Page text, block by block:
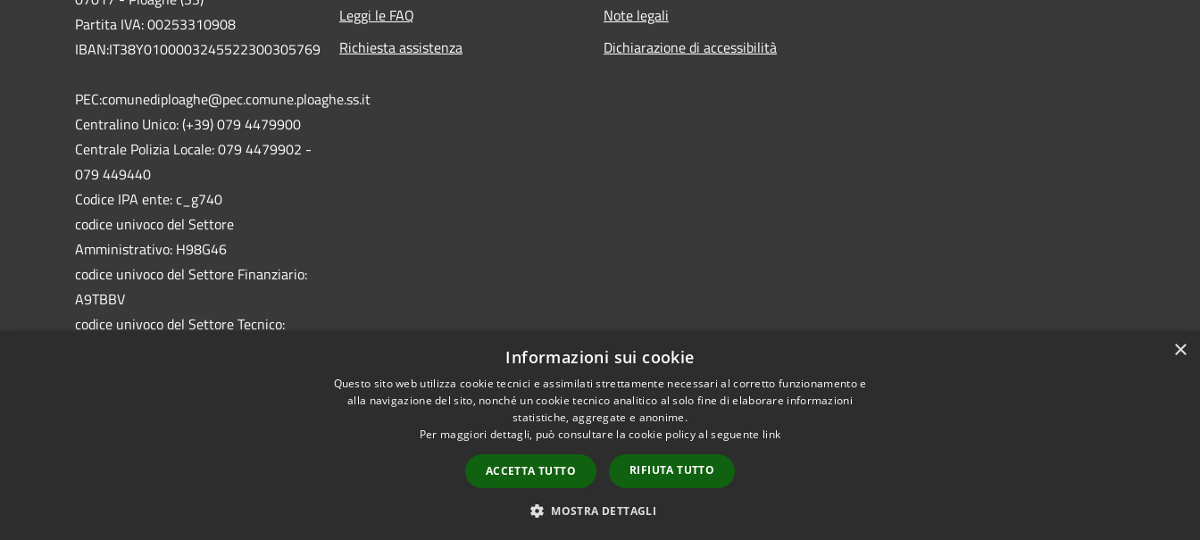
Partita IVA: 00253310908
IBAN:IT38Y0100003245522300305769
PEC:comunediploaghe@pec.comune.ploaghe.ss.it
Centralino Unico: (+39) 079 4479900
Centrale Polizia Locale: 079 4479902 -
079 449440
Codice IPA ente: c_g740
codice univoco del Settore
Amministrativo: H98G46
codice univoco del Settore Finanziario:
A9TBBV
codice univoco del Settore Tecnico:
Leggi le FAQ
Richiesta assistenza
Note legali
Dichiarazione di accessibilità
Copyright © 2026 • Comune di Ploaghe • Powered by
×
Informazioni sui cookie
Questo sito web utilizza cookie tecnici e assimilati strettamente necessari al corretto funzionamento e
alla navigazione del sito, nonché un cookie tecnico analitico al solo fine di elaborare informazioni
statistiche, aggregate e anonime.
Per maggiori dettagli, può consultare la cookie policy al seguente link
ACCETTA TUTTO RIFIUTA TUTTO
MOSTRA DETTAGLI